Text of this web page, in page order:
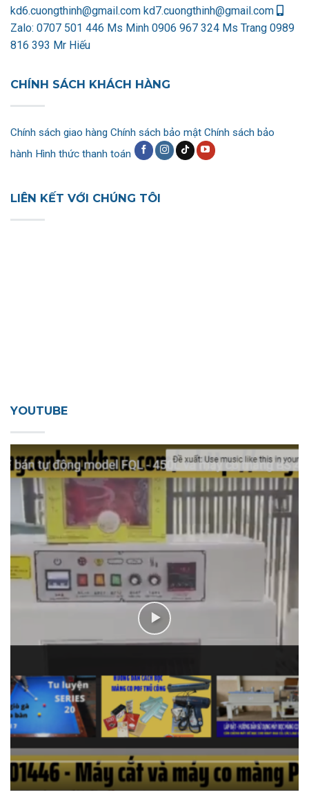
kd6.cuongthinh@gmail.com kd7.cuongthinh@gmail.com
Zalo: 0707 501 446 Ms Minh 0906 967 324 Ms Trang 0989
816 393 Mr Hiếu
CHÍNH SÁCH KHÁCH HÀNG
Chính sách giao hàng Chính sách bảo mật Chính sách bảo
hành Hình thức thanh toán
LIÊN KẾT VỚI CHÚNG TÔI
YOUTUBE